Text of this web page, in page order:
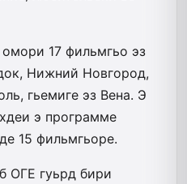
17 фильмгьо эз
Нижний Новгород,
гьемиге эз Вена. Э
э программе
15 фильмгьоре.
ОГЕ гуьрд бири